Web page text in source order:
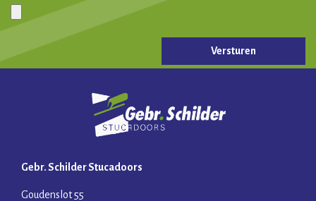
Gelieve dit veld leeg te laten.
Gebr. Schilder Stucadoors
Goudenslot 55